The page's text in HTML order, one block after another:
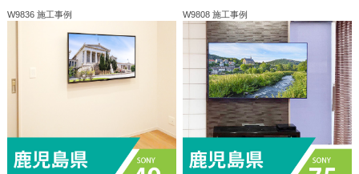
W9836 施工事例 W9808 施工事例